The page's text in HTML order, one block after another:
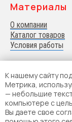
Материалы
О компании
Каталог товаров
Условия работы
К нашему сайту
Метрика,
— небольшие
компьютере с
Вы даете свое